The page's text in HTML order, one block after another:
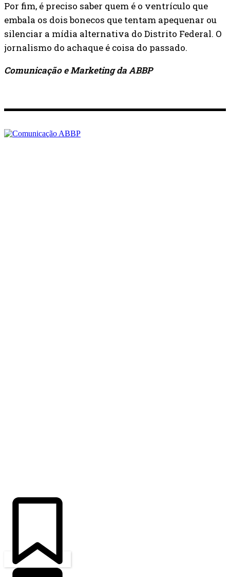
Por fim, é preciso saber quem é o ventrículo que
embala os dois bonecos que tentam apequenar ou
silenciar a mídia alternativa do Distrito Federal. O
jornalismo do achaque é coisa do passado.
Comunicação e Marketing da ABBP